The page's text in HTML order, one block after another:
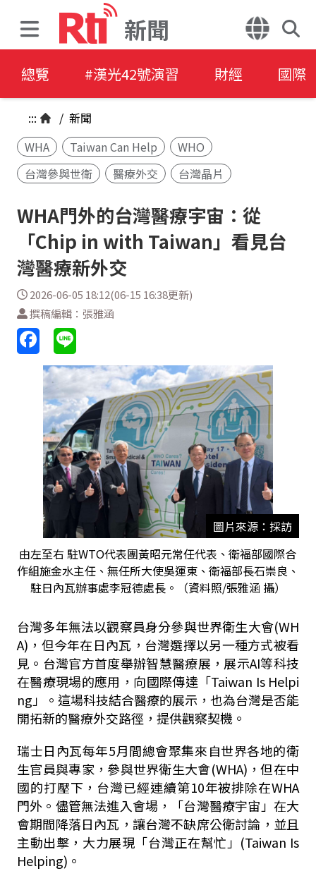
新聞
總覽 #漢光42號演習 財經 國際
::: / 新聞
WHA
Taiwan Can Help
WHO
台灣參與世衛
醫療外交 台灣晶片
WHA門外的台灣醫療宇宙：從
「Chip in with Taiwan」看見台
灣醫療新外交
2026-06-05 18:12(06-15 16:38更新)
撰稿編輯：張雅涵
圖片來源：採訪
由左至右 駐WTO代表團黃昭元常任代表、衛福部國際合
作組施金水主任、無任所大使吳運東、衛福部長石崇良、
駐日內瓦辦事處李冠德處長。（資料照/張雅涵 攝）
台灣多年無法以觀察員身分參與世界衛生大會(WH
A)，但今年在日內瓦，台灣選擇以另一種方式被看
見。台灣官方首度舉辦智慧醫療展，展示AI等科技
在醫療現場的應用，向國際傳達「Taiwan Is Helpi
ng」。這場科技結合醫療的展示，也為台灣是否能
開拓新的醫療外交路徑，提供觀察契機。
瑞士日內瓦每年5月間總會聚集來自世界各地的衛
生官員與專家，參與世界衛生大會(WHA)，但在中
國的打壓下，台灣已經連續第10年被排除在WHA
門外。儘管無法進入會場，「台灣醫療宇宙」在大
會期間降落日內瓦，讓台灣不缺席公衛討論，並且
主動出擊，大力展現「台灣正在幫忙」(Taiwan Is
Helping)。